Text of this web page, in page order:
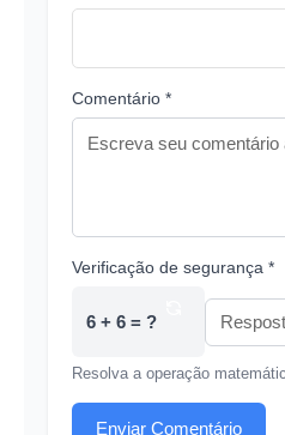
Comentário *
Verificação de segurança *
6 + 6 = ?
Resolva a operação
Enviar Comentário